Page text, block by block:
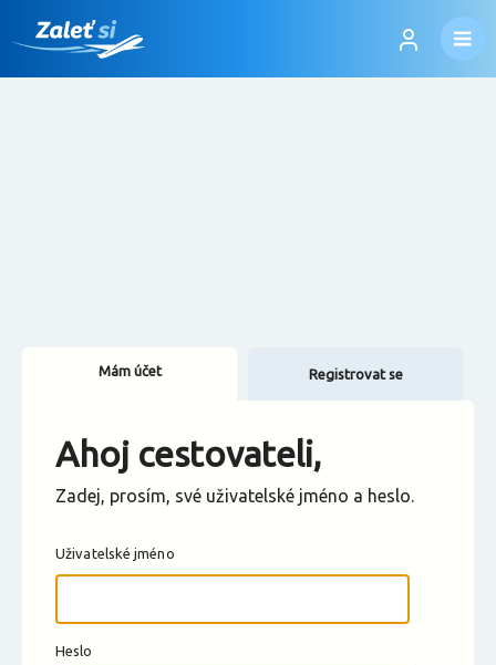
Změnit měnu
Mám účet Registrovat se
Ahoj cestovateli,
Zadej, prosím, své uživatelské jméno a heslo.
Uživatelské jméno
Heslo